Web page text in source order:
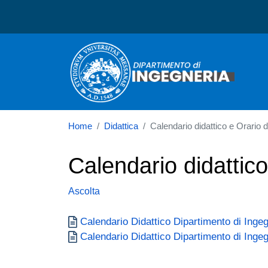
Home Didattica Calendario didattico e Orario
Calendario
Ascolta
Documento
Calendario Didattico Dipartimento di
Documento
Calendario Didattico Dipartimento di